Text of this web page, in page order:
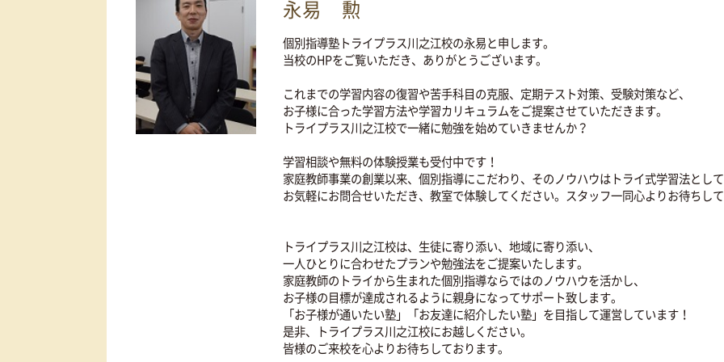
0120-177-202
10:00~22:00／土日・祝日も受付しておりま
川之江校の教室長・
お子さまの目標達成をサポートする教室長
永易 勲
個別指導塾トライプラス川之江校の永易と申します。
当校のHPをご覧いただき、ありがとうございます。